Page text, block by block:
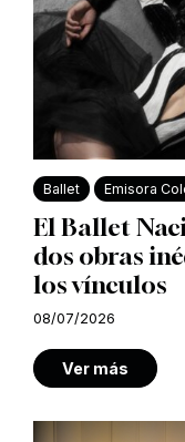
Ballet Emisora
El Ballet
dos obras
los vínculos
08/07/2026
Ver más